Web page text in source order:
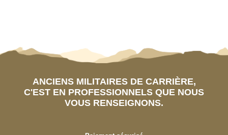
ANCIENS MILITAIRES DE CARRIÈRE,
C'EST EN PROFESSIONNELS QUE NOUS
VOUS RENSEIGNONS.